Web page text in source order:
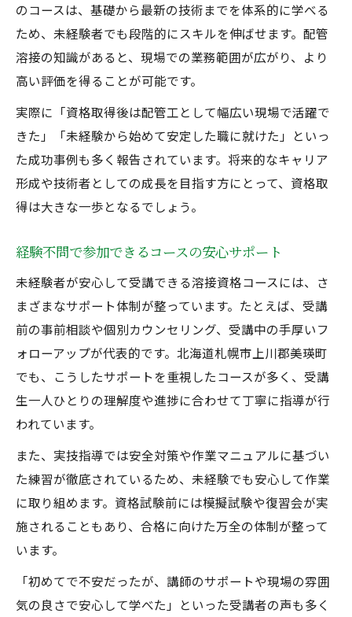
のコースは、基礎から最新の技術までを体系的に学べる
ため、未経験者でも段階的にスキルを伸ばせます。配管
溶接の知識があると、現場での業務範囲が広がり、より
高い評価を得ることが可能です。
実際に「資格取得後は配管工として幅広い現場で活躍で
きた」「未経験から始めて安定した職に就けた」といっ
た成功事例も多く報告されています。将来的なキャリア
形成や技術者としての成長を目指す方にとって、資格取
得は大きな一歩となるでしょう。
経験不問で参加できるコースの安心サポート
未経験者が安心して受講できる溶接資格コースには、さ
まざまなサポート体制が整っています。たとえば、受講
前の事前相談や個別カウンセリング、受講中の手厚いフ
ォローアップが代表的です。北海道札幌市上川郡美瑛町
でも、こうしたサポートを重視したコースが多く、受講
生一人ひとりの理解度や進捗に合わせて丁寧に指導が行
われています。
また、実技指導では安全対策や作業マニュアルに基づい
た練習が徹底されているため、未経験でも安心して作業
に取り組めます。資格試験前には模擬試験や復習会が実
施されることもあり、合格に向けた万全の体制が整って
います。
「初めてで不安だったが、講師のサポートや現場の雰囲
気の良さで安心して学べた」といった受講者の声も多く